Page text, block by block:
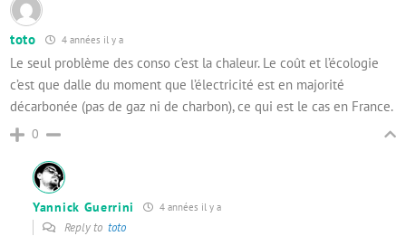
toto 4 années il y a
Le seul problème des conso c’est la chaleur. Le coût et l’écologie
c’est que dalle du moment que l’électricité est en majorité
décarbonée (pas de gaz ni de charbon), ce qui est le cas en France.
0
Yannick Guerrini 4 années il y a
Reply to toto